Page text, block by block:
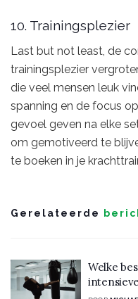
10. Trainingsplezier
Last but not least, de
trainingsplezier
die veel mensen leuk
spanning en de focus
gevoel geven na elke
om gemotiveerd te
te boeken in je
Gerelateerde
Welke